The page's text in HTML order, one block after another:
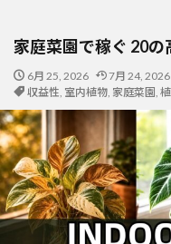
家庭菜園で稼ぐ 20
6月 25, 2026 7月 24, 2026
収益性, 室内植物, 家庭菜園,